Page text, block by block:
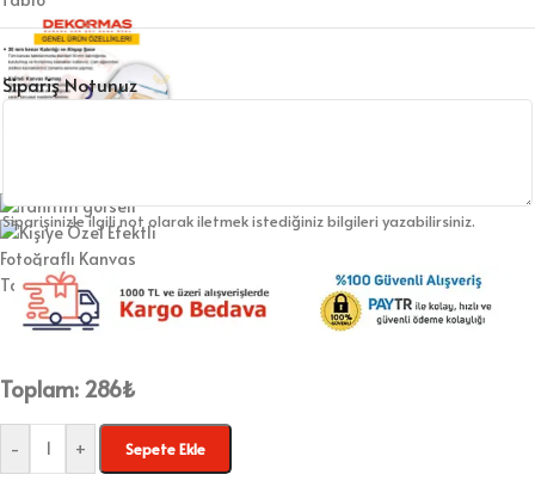
Sipariş Notunuz
Siparişinizle ilgili not olarak iletmek istediğiniz bilgileri yazabilirsiniz.
Toplam: 286₺
- + Sepete Ekle